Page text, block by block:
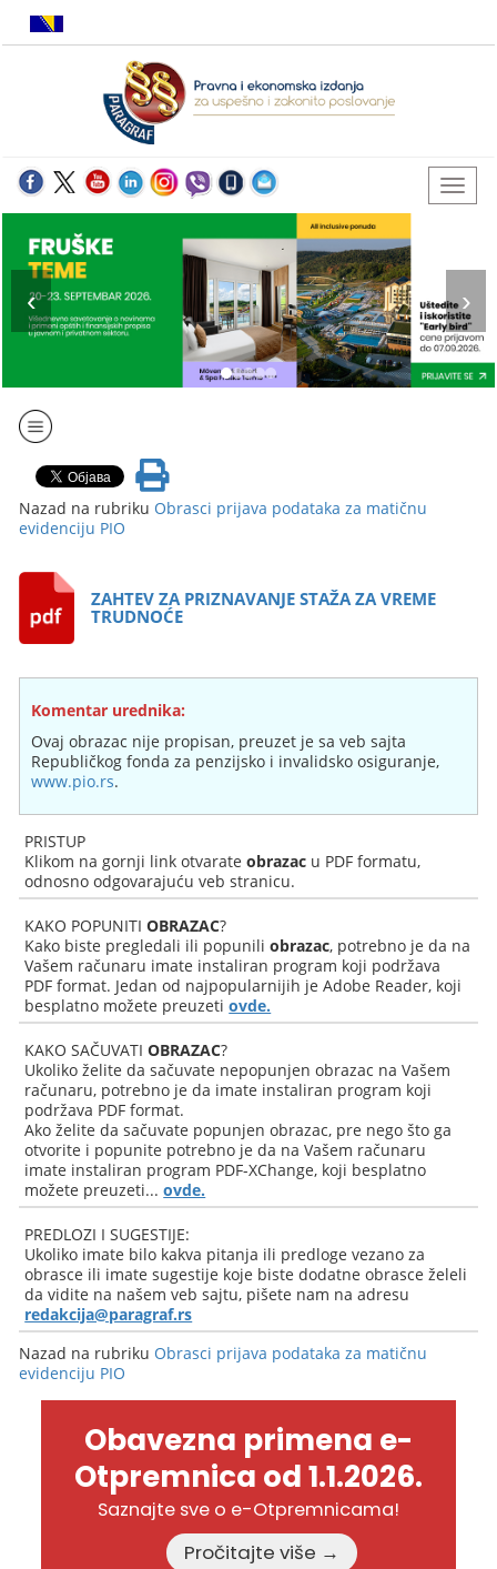
Nazad na rubriku Obrasci prijava podataka za matičnu
evidenciju PIO
ZAHTEV ZA PRIZNAVANJE STAŽA ZA VREME
TRUDNOĆE
Komentar urednika:
Ovaj obrazac nije propisan, preuzet je sa veb sajta
Republičkog fonda za penzijsko i invalidsko osiguranje,
www.pio.rs.
PRISTUP
Klikom na gornji link otvarateobrazac u PDF formatu,
odnosno odgovarajuću veb stranicu.
KAKO POPUNITIOBRAZAC?
Kako biste pregledali ili popuniliobrazac, potrebno je da na
Vašem računaru imate instaliran program koji podržava
PDF format. Jedan od najpopularnijih je Adobe Reader, koji
besplatno možete preuzetiovde.
KAKO SAČUVATIOBRAZAC?
Ukoliko želite da sačuvate nepopunjen obrazac na Vašem
računaru, potrebno je da imate instaliran program koji
podržava PDF format.
Ako želite da sačuvate popunjen obrazac, pre nego što ga
otvorite i popunite potrebno je da na Vašem računaru
imate instaliran program PDF-XChange, koji besplatno
možete preuzeti...ovde.
PREDLOZI I SUGESTIJE:
Ukoliko imate bilo kakva pitanja ili predloge vezano za
obrasce ili imate sugestije koje biste dodatne obrasce želeli
da vidite na našem veb sajtu, pišete nam na adresu
redakcija@paragraf.rs
Nazad na rubriku Obrasci prijava podataka za matičnu
evidenciju PIO
Obavezna primena e-
Otpremnica od 1.1.2026.
Saznajte sve o e-Otpremnicama!
Pročitajte više →